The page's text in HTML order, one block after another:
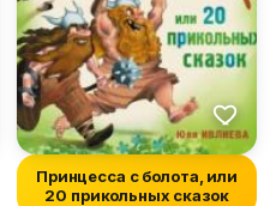
Принцесса с болота, или
20 прикольных сказок